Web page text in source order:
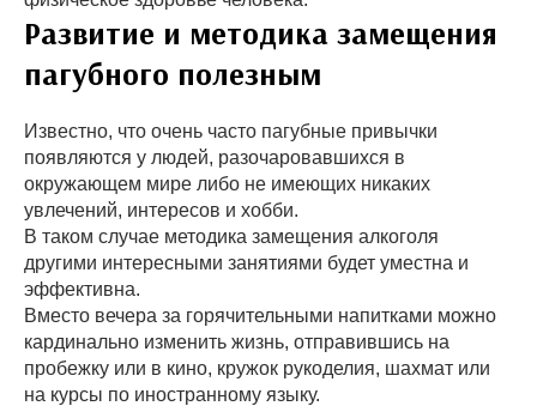
Развитие и методика замещения
пагубного полезным
Известно, что очень часто пагубные привычки
появляются у людей, разочаровавшихся в
окружающем мире либо не имеющих никаких
увлечений, интересов и хобби.
В таком случае методика замещения алкоголя
другими интересными занятиями будет уместна и
эффективна.
Вместо вечера за горячительными напитками можно
кардинально изменить жизнь, отправившись на
пробежку или в кино, кружок рукоделия, шахмат или
на курсы по иностранному языку.